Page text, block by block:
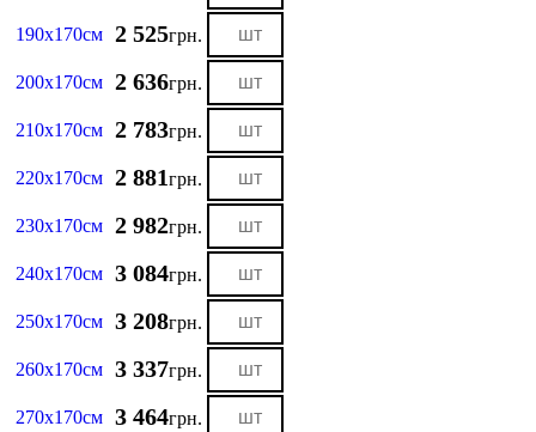
190х170см 2 525грн.
200х170см 2 636грн.
210х170см 2 783грн.
220х170см 2 881грн.
230х170см 2 982грн.
240х170см 3 084грн.
250х170см 3 208грн.
260х170см 3 337грн.
270х170см 3 464грн.